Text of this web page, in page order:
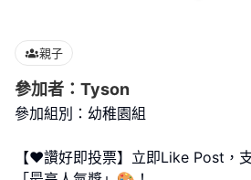
親子
參加者：Tyson
參加組別：幼稚園組
【❤️讚好即投票】立即Like Post，